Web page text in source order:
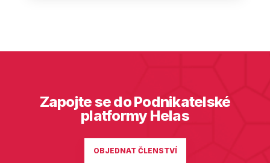
Zapojte se do Podnikatelské
platformy Helas
OBJEDNAT ČLENSTVÍ